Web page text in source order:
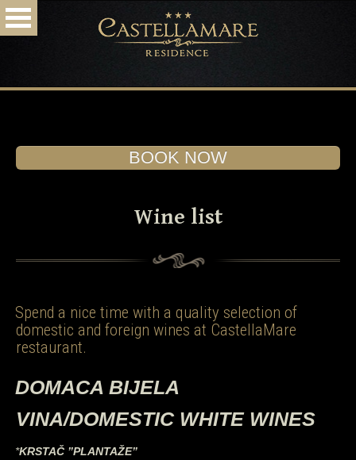
DESTINATION
ARRIVAL
PHOTO & VIDEO
BOOK NOW
Wine list
Spend a nice time with a quality selection of
domestic and foreign wines at CastellaMare
restaurant.
DOMACA BIJELA
VINA/DOMESTIC WHITE WINES
*KRSTAČ ”PLANTAŽE”